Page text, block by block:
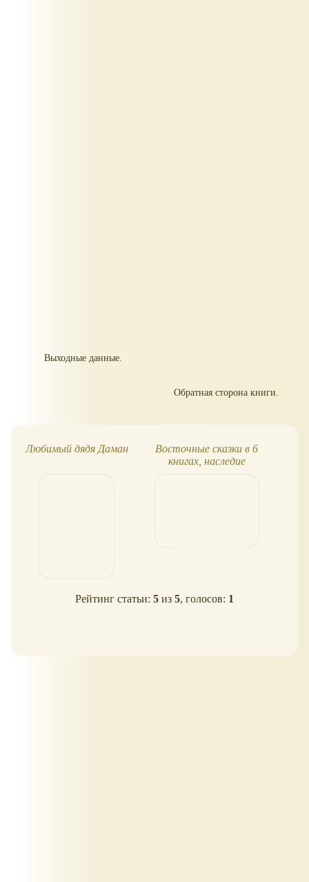
Выходные данные.
Обратная сторона книги.
Любимый дядя Даман
Восточные сказки в 6
книгах, наследие
Рейтинг статьи: 5 из 5, голосов: 1